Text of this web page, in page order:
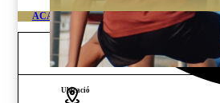
ACADÈMIA D’ALT RENDIMENT DE
Edat i gènere
Ubicació